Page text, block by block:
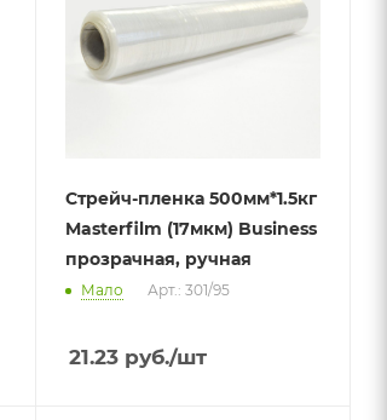
Стрейч-пленка 500мм*1.5кг
Masterfilm (17мкм) Business
прозрачная, ручная
Мало Арт.: 301/95
21.23 руб./шт